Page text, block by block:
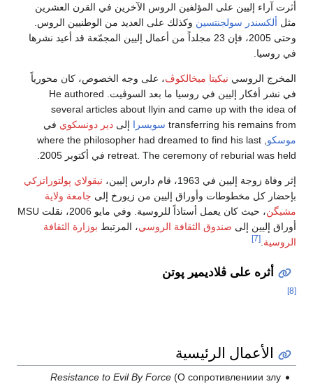
أثرت آراء إليين على المؤلفين الروس الآخرين في القرن العشرين
مثل ألكسندر سولجنتسين وكذلك على العديد من الوطنيين الروس.
وحتى 2005، فإن 23 مجلداً من أعمال إليين المجمّعة قد أعيد نشرها
في روسيا.
المخرج الروسي نيكيتا ميخالكوڤ، على وجه الخصوص، كان محورياً
في نشر أفكار إليين في روسيا ما بعد السوڤيت. He authored
several articles about Ilyin and came up with the idea of
transferring his remains from سويسرا إلى دير دونسكوي في
موسكو , where the philosopher had dreamed to find his last
retreat. The ceremony of reburial was held في أكتوبر 2005.
إثر وفاة زوجة إليين في 1963، قام دارس إليين،
نيقولاي پولتوراتزكي
بإحضار كل مخطوطات وأوراق إليين من زيورخ إلى جامعة ولاية
مشيگن
، حيث كان يعمل أستاذاً للروسية. وفي مايو 2006، نقلت MSU
أوراق إليين إلى صندوق الثقافة الروسي، المرتبط بوزارة الثقافة
الروسية [7]
أثره على ڤلاديمير پوتن
[8]
الأعمال الرئيسية
Resistance to Evil By Force(О сопротивлениии злу